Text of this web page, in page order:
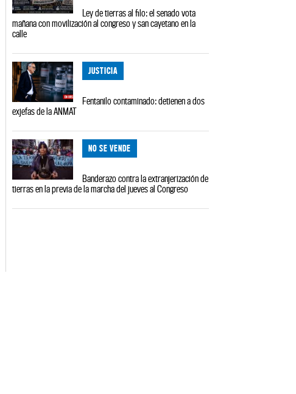
Ley de tierras al filo: el senado vota
mañana con movilización al congreso y san cayetano en la
calle
JUSTICIA
Fentanilo contaminado: detienen a dos
exjefas de la ANMAT
NO SE VENDE
Banderazo contra la extranjerización de
tierras en la previa de la marcha del jueves al Congreso